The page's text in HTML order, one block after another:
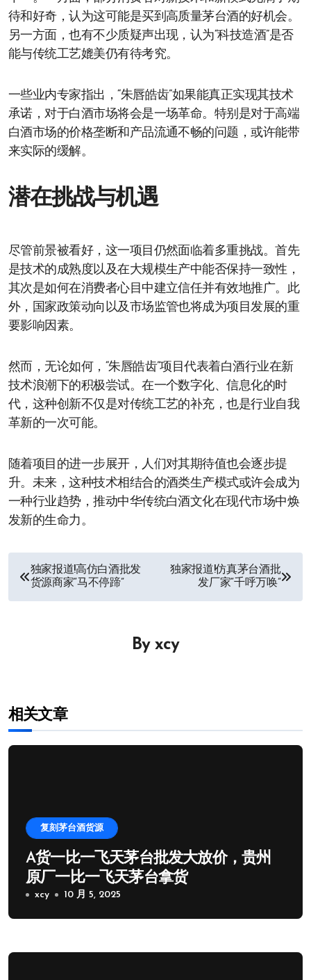
待和好奇，认为这可能是买到高质量茅台酒的好机会。
另一方面，也有不少质疑声出现，认为“科技造酒”是否
能与传统工艺媲美仍有待考究。
一些业内专家指出，“朱唇皓齿”如果能真正实现其技术
承诺，对于白酒市场将会是一场革命。特别是对于高端
白酒市场的价格垄断和产品流通不畅的问题，或许能带
来实际的缓解。
潜在挑战与机遇
尽管前景被看好，这一项目仍然面临着多重挑战。首先
是技术的成熟度以及在大规模生产中能否保持一致性，
其次是如何在消费者心目中建立信任并有效地推广。此
外，国家政策动向以及市场监管也将成为项目发展的重
要影响因素。
然而，无论如何，“朱唇皓齿”项目代表着白酒行业在新
技术浪潮下的积极尝试。在一个数字化、信息化的时
代，这种创新不仅是对传统工艺的补充，也是行业自我
革新的一次可能。
随着项目的进一步展开，人们对其期待值也会逐步提
升。未来，这种技术相结合的酒类生产模式或许会成为
一种行业趋势，推动中华传统白酒文化在现代市场中焕
发新的生命力。
文
章
独家报道!高仿白酒批发
货源商家“马不停蹄”
独家报道!仿真茅台酒批
发厂家“千呼万唤”
By xcy
相关文章
复刻茅台酒货源
A货一比一飞天茅台批发大放价，贵州
原厂一比一飞天茅台拿货
xcy 10 月 5, 2025